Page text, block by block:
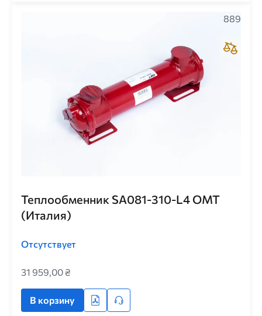
Теплообменник SA081-310-L4 ОМТ
(Италия)
Отсутствует
31 959,00 ₴
В корзину
889